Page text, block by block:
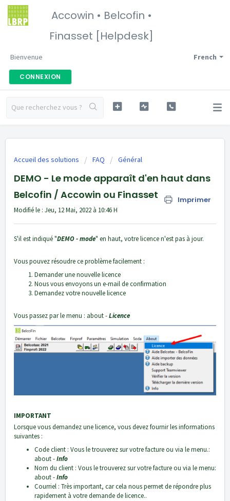
Accowin • Belcofin •
Finasset [Helpdesk]
French
Bienvenue
CONNEXION
Accueil des solutions FAQ Général
DEMO - Le mode apparaît d'en haut dans
Belcofin / Accowin ou Finasset
Imprimer
Modifié le : Jeu, 12 Mai, 2022 à 10:46 H
S'il est indiqué "DEMO - mode" en haut, votre licence n'est pas à jour.
Vous pouvez résoudre ce problème facilement :
Demander une nouvelle licence
Nous vous envoyons un e-mail de confirmation
Demandez votre nouvelle licence
Vous passez par le menu : about -Licence
IMPORTANT
Lorsque vous demandez une licence, vous devez fournir les informations
suivantes :
Code client : Vous le trouverez sur votre facture ou via le menu.:
about -Info
Nom du client : Vous le trouverez sur votre facture ou via le menu:
about -Info
Courriel : Très important, car cela nous permet de répondre plus
rapidement à votre demande de licence..